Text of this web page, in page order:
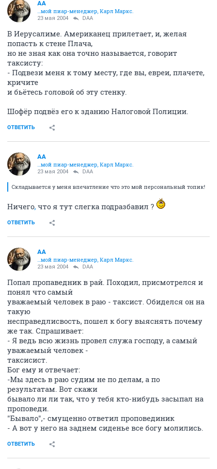
AA
…мой пиар-менеджер, Карл Маркс.
23 мая 2004 DAA
В Иерусалиме. Американец прилетает, и, желая
попасть к стене Плача,
но не зная как она точно называется, говорит
таксисту:
- Подвези меня к тому месту, где вы, евреи, плачете,
кричите
и бьётесь головой об эту стенку.
Шофёр подвёз его к зданию Налоговой Полиции.
ОТВЕТИТЬ
AA
…мой пиар-менеджер, Карл Маркс.
23 мая 2004 DAA
Складывается у меня впечатление что это мой персональный топик!
Ничего, что я тут слегка подразбавил ?
ОТВЕТИТЬ
AA
…мой пиар-менеджер, Карл Маркс.
23 мая 2004 DAA
Попал пропаведник в рай. Походил, присмотрелся и
понял что самый
уважаемый человек в раю - таксист. Обиделся он на
такую
несправедлисвость, пошел к богу выяснять почему
же так. Спрашивает:
- Я ведь всю жизнь провел служа господу, а самый
уважаемый человек -
таксисист.
Бог ему и отвечает:
-Мы здесь в раю судим не по делам, а по
результатам. Вот скажи
бывало ли ли так, что у тебя кто-нибудь засыпал на
проповеди.
"Бывало",- смущенно ответил проповединик
- А вот у него на заднем сиденье все богу молились.
ОТВЕТИТЬ